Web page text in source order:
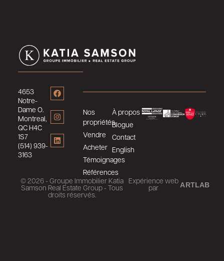
4653
Notre-
Dame O.
Montreal,
QC H4C
1S7
(514) 939-
3163
Nos
propriétés
Vendre
Acheter
Témoignages
Références
À propos
Blogue
Contact
English
© 2026 - Groupe Immobilier Katia
Samson Real Estate Group - Tous
droits réservés.
Expérience web
par ARTLAB